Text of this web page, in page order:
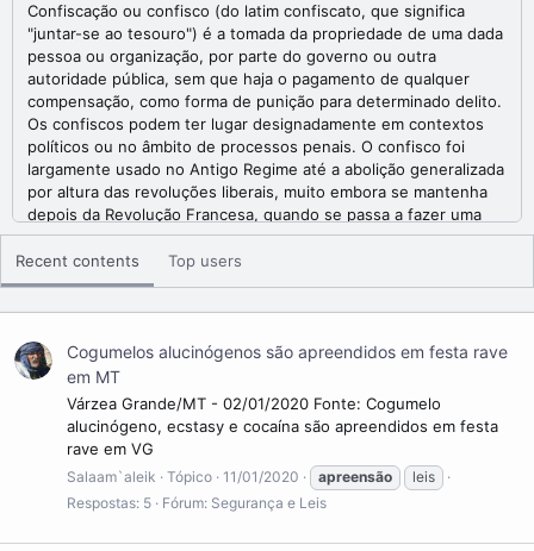
Confiscação ou confisco (do latim confiscato, que significa
"juntar-se ao tesouro") é a tomada da propriedade de uma dada
pessoa ou organização, por parte do governo ou outra
autoridade pública, sem que haja o pagamento de qualquer
compensação, como forma de punição para determinado delito.
Os confiscos podem ter lugar designadamente em contextos
políticos ou no âmbito de processos penais. O confisco foi
largamente usado no Antigo Regime até a abolição generalizada
por altura das revoluções liberais, muito embora se mantenha
depois da Revolução Francesa, quando se passa a fazer uma
indenização prévia por lei. A partir do final da década de oitenta
assiste-se a um renascimento do interesse no confisco como
estratégia patrimonial de combate à criminalidade, de acordo
View More On Wikipedia.org
Recent contents Top users
Cogumelos alucinógenos são apreendidos em festa rave
em MT
Várzea Grande/MT - 02/01/2020 Fonte: Cogumelo
alucinógeno, ecstasy e cocaína são apreendidos em festa
rave em VG
Salaam`aleik Tópico 11/01/2020 apreensão
leis
Respostas: 5
Fórum: Segurança e Leis